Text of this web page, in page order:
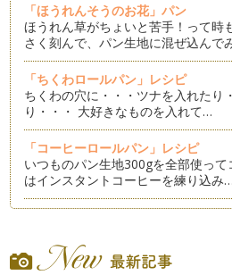
「ほうれんそうのお花」パン
ほうれん草がちょいと苦手！って時
さく刻んで、パン生地に混ぜ込んで
「ちくわロールパン」レシピ
ちくわの穴に・・・ツナを入れたり
り・・・ 大好きなものを入れて…
「コーヒーロールパン」レシピ
いつものパン生地300gを全部使っ
はインスタントコーヒーを練り込み…
春色のパンを作ってみよう！！桜の